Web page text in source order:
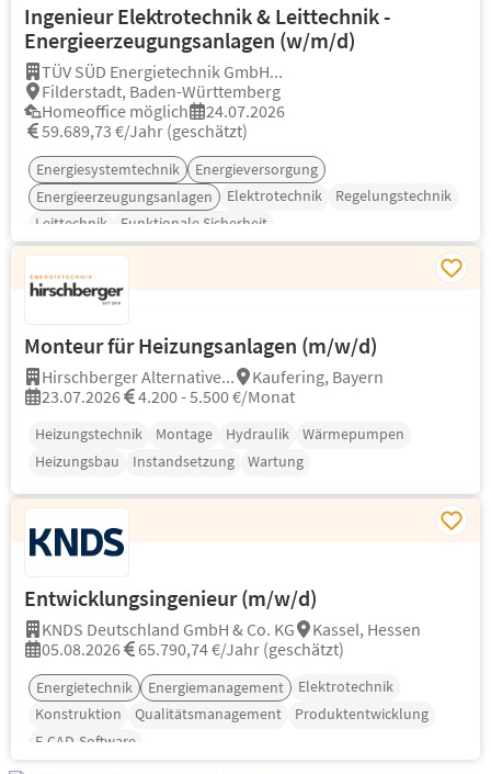
Ingenieur Elektrotechnik & Leittechnik -
Energieerzeugungsanlagen (w/m/d)
TÜV SÜD Energietechnik GmbH...
Filderstadt, Baden-Württemberg
Homeoffice möglich
24.07.2026
59.689,73 €/Jahr (geschätzt)
Energiesystemtechnik
Energieversorgung
Energieerzeugungsanlagen
Elektrotechnik
Regelungstechnik
Leittechnik
Funktionale Sicherheit
Monteur für Heizungsanlagen (m/w/d)
Hirschberger Alternative...
Kaufering, Bayern
23.07.2026
4.200 - 5.500 €/Monat
Heizungstechnik Montage Hydraulik
Wärmepumpen
Heizungsbau
Instandsetzung Wartung
Entwicklungsingenieur (m/w/d)
KNDS Deutschland GmbH & Co. KG
Kassel, Hessen
05.08.2026
65.790,74 €/Jahr (geschätzt)
Energietechnik Energiemanagement
Elektrotechnik
Konstruktion
Qualitätsmanagement
Produktentwicklung
E-CAD-Software